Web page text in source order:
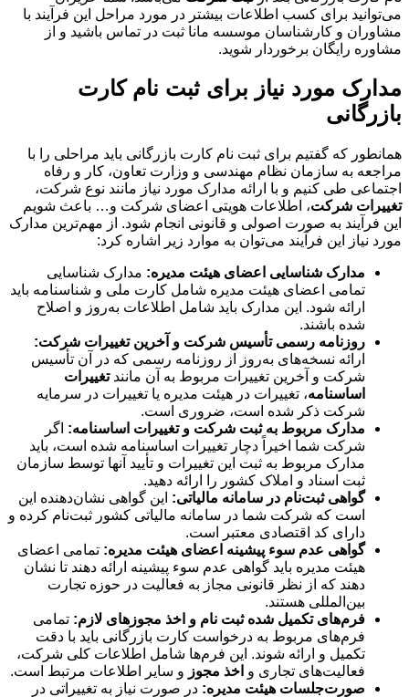
می‌توانید برای کسب اطلاعات بیشتر در مورد مراحل این فرآیند با
مشاوران و کارشناسان موسسه مانا ثبت در تماس باشید و از
مشاوره رایگان برخوردار شوید.
مدارک مورد نیاز برای ثبت نام کارت
بازرگانی
همانطور که گفتیم برای ثبت نام کارت بازرگانی باید مراحلی را با
مراجعه به سازمان نظام مهندسی و وزارت تعاون، کار و رفاه
اجتماعی طی کنیم و با ارائه مدارک مورد نیاز مانند نوع شرکت،
تغییرات شرکت، اطلاعات هویتی اعضای شرکت و… باعث شویم
این فرآیند به صورت اصولی و قانونی انجام شود. از مهم‌ترین مدارک
مورد نیاز این فرآیند می‌توان به موارد زیر اشاره کرد:
مدارک شناسایی اعضای هیئت مدیره: مدارک شناسایی
تمامی اعضای هیئت مدیره شامل کارت ملی و شناسنامه باید
ارائه شود. این مدارک باید شامل اطلاعات به‌روز و اصلاح
شده باشند.
روزنامه رسمی تأسیس شرکت و آخرین تغییرات شرکت:
ارائه نسخه‌های به‌روز از روزنامه رسمی که در آن تأسیس
شرکت و آخرین تغییرات مربوط به آن مانندتغییرات
اساسنامه، تغییرات در هیئت مدیره یا تغییرات در سرمایه
شرکت ذکر شده است، ضروری است.
مدارک مربوط به ثبت شرکت و تغییرات اساسنامه: اگر
شرکت شما اخیراً دچار تغییرات اساسنامه شده است، باید
مدارک مربوط به ثبت این تغییرات و تأیید آنها توسط سازمان
ثبت اسناد و املاک کشور را ارائه دهید.
گواهی ثبت‌نام در سامانه مالیاتی: این گواهی نشان‌دهنده این
است که شرکت شما در سامانه مالیاتی کشور ثبت‌نام کرده و
دارای کد اقتصادی معتبر است.
گواهی عدم سوء پیشینه اعضای هیئت مدیره: تمامی اعضای
هیئت مدیره باید گواهی عدم سوء پیشینه ارائه دهند تا نشان
دهند که از نظر قانونی مجاز به فعالیت در حوزه تجارت
بین‌المللی هستند.
فرم‌های تکمیل شده ثبت نام و اخذ مجوزهای لازم: تمامی
فرم‌های مربوط به درخواست کارت بازرگانی باید با دقت
تکمیل و ارائه شوند. این فرم‌ها شامل اطلاعات کلی شرکت،
فعالیت‌های تجاری و اخذ مجوز و سایر اطلاعات مرتبط است.
صورت‌جلسات هیئت مدیره: در صورت نیاز به تغییراتی در